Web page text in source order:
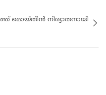
മൊയ്തീൻ നിര്യാതനായി